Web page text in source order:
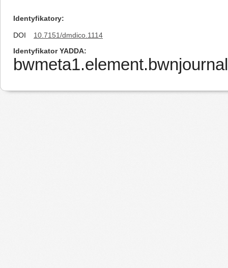
Identyfikatory
DOI
10.7151/dmdico.1114
Identyfikator YADDA